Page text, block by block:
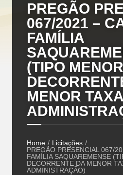
PREGÃO
067/2021 –
FAMÍLIA
(TIPO
MENOR
Home / Licitações /
PREGÃO PRESENCIAL 067/
FAMÍLIA SAQUAREMENSE
DECORRENTE DA MENOR
ADMINISTRAÇÃO)